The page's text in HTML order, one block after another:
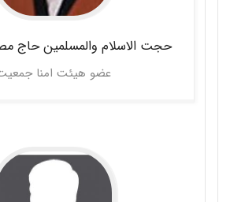
حجت الاسلام والمسلمین حاج
عضو هیئت امنا